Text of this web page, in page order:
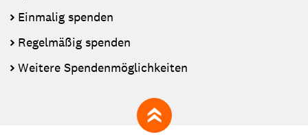
Einmalig spenden
Regelmäßig spenden
Weitere Spendenmöglichkeiten
zum Seitenanfang